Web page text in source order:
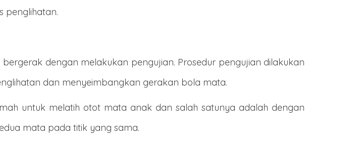
penglihatan.
dengan melakukan pengujian. Prosedur pengujian dilakukan
dan menyeimbangkan gerakan bola mata.
untuk melatih otot mata anak dan salah satunya adalah dengan
mata pada titik yang sama.